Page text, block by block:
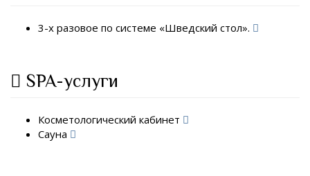
3-х разовое по системе «Шведский стол».
SPA-услуги
Косметологический кабинет
Сауна